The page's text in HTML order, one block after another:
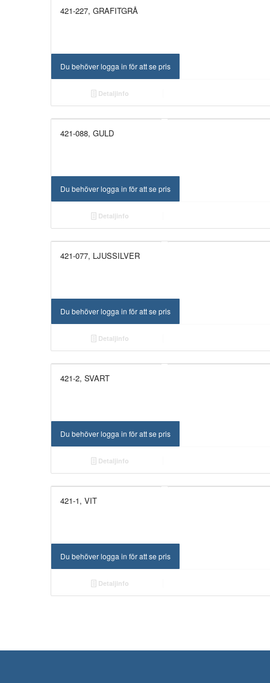
421-227, GRAFITGRÅ
Du behöver logga in för att se pris
Detaljinfo
421-088, GULD
Du behöver logga in för att se pris
Detaljinfo
421-077, LJUSSILVER
Du behöver logga in för att se pris
Detaljinfo
421-2, SVART
Du behöver logga in för att se pris
Detaljinfo
421-1, VIT
Du behöver logga in för att se pris
Detaljinfo